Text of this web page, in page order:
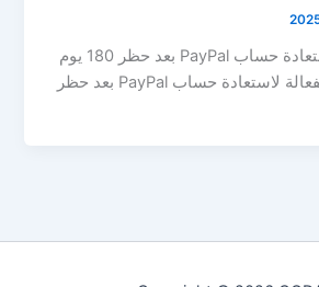
الدليل الشامل لاستعادة حساب PayPal بعد حظر 180 يوم
اكتشف الطريقة الفعالة لاستعادة حساب PayPal بعد حظر